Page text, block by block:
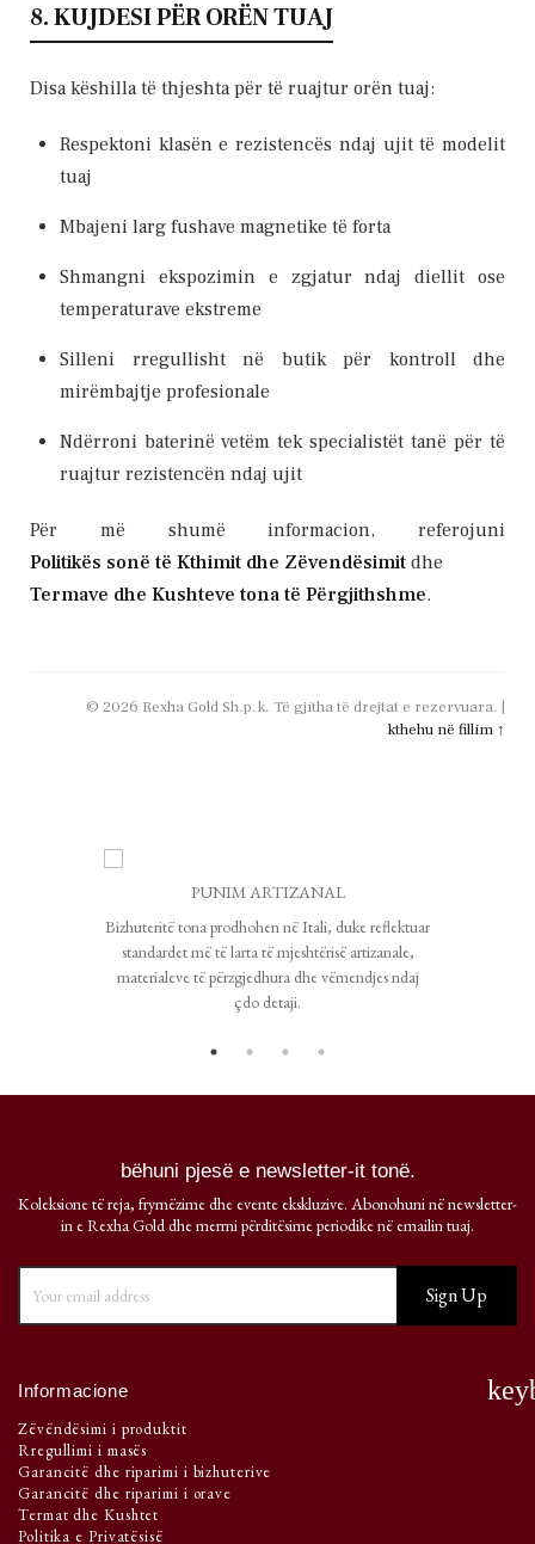
8. KUJDESI PËR ORËN TUAJ
Disa këshilla të thjeshta për të ruajtur orën tuaj:
Respektoni klasën e rezistencës ndaj ujit të modelit
tuaj
Mbajeni larg fushave magnetike të forta
Shmangni ekspozimin e zgjatur ndaj diellit ose
temperaturave ekstreme
Silleni rregullisht në butik për kontroll dhe
mirëmbajtje profesionale
Ndërroni baterinë vetëm tek specialistët tanë për të
ruajtur rezistencën ndaj ujit
Për më shumë informacion, referojuni
Politikës sonë të Kthimit dhe Zëvendësimit dhe
Termave dhe Kushteve tona të Përgjithshme.
© 2026 Rexha Gold Sh.p.k. Të gjitha të drejtat e rezervuara. |
kthehu në fillim ↑
PUNIM ARTIZANAL
Bizhuteritë tona prodhohen në Itali, duke reflektuar
standardet më të larta të mjeshtërisë artizanale,
materialeve të përzgjedhura dhe vëmendjes ndaj
çdo detaji.
bëhuni pjesë e newsletter-it tonë.
Koleksione të reja, frymëzime dhe evente ekskluzive. Abonohuni në newsletter-
in e Rexha Gold dhe merrni përditësime periodike në emailin tuaj.
Informacione
Zëvëndësimi i produktit
Rregullimi i masës
Garancitë dhe riparimi i bizhuterive
Garancitë dhe riparimi i orave
Termat dhe Kushtet
Politika e Privatësisë